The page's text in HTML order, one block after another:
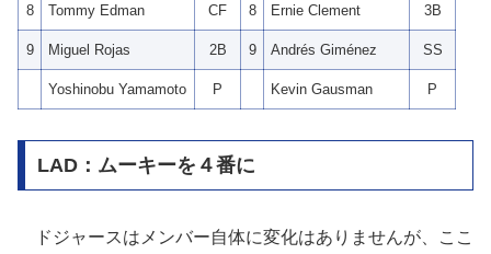
8 Tommy Edman CF 8 Ernie Clement 3B
9 Miguel Rojas 2B 9 Andrés Giménez SS
Yoshinobu Yamamoto P Kevin Gausman P
LAD：ムーキーを４番に
ドジャースはメンバー自体に変化はありませんが、ここ